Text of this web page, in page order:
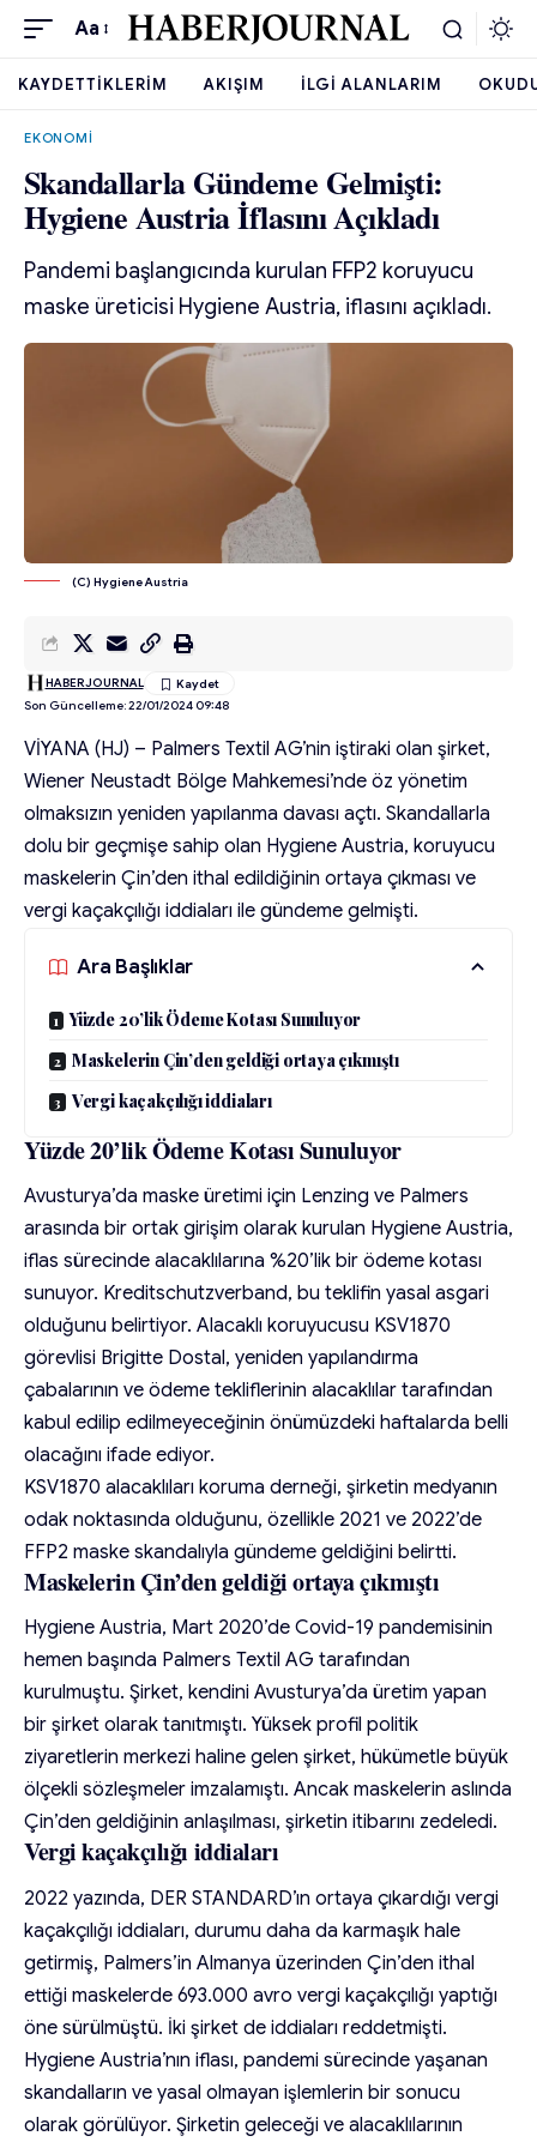
Aa
KAYDETTIKLERIM AKIŞIM İLGI ALANLARIM
EKONOMI
Skandallarla Gündeme Gelmişti:
Hygiene Austria İflasını Açıkladı
Pandemi başlangıcında kurulan FFP2 koruyucu
maske üreticisi Hygiene Austria, iflasını açıkladı.
(C) Hygiene Austria
Son Güncelleme: 22/01/2024 09:48
HABERJOURNAL
VİYANA (HJ) – Palmers Textil AG’nin iştiraki olan şirket,
Wiener Neustadt Bölge Mahkemesi’nde öz yönetim
olmaksızın yeniden yapılanma davası açtı. Skandallarla
dolu bir geçmişe sahip olan Hygiene Austria, koruyucu
maskelerin Çin’den ithal edildiğinin ortaya çıkması ve
vergi kaçakçılığı iddiaları ile gündeme gelmişti.
Ara Başlıklar
Yüzde 20’lik Ödeme Kotası Sunuluyor
Maskelerin Çin’den geldiği ortaya çıkmıştı
Vergi kaçakçılığı iddiaları
Yüzde 20’lik Ödeme Kotası Sunuluyor
Avusturya’da maske üretimi için Lenzing ve Palmers
arasında bir ortak girişim olarak kurulan Hygiene Austria,
iflas sürecinde alacaklılarına %20’lik bir ödeme kotası
sunuyor. Kreditschutzverband, bu teklifin yasal asgari
olduğunu belirtiyor. Alacaklı koruyucusu KSV1870
görevlisi Brigitte Dostal, yeniden yapılandırma
çabalarının ve ödeme tekliflerinin alacaklılar tarafından
kabul edilip edilmeyeceğinin önümüzdeki haftalarda belli
olacağını ifade ediyor.
KSV1870 alacaklıları koruma derneği, şirketin medyanın
odak noktasında olduğunu, özellikle 2021 ve 2022’de
FFP2 maske skandalıyla gündeme geldiğini belirtti.
Maskelerin Çin’den geldiği ortaya çıkmıştı
Hygiene Austria, Mart 2020’de Covid-19 pandemisinin
hemen başında Palmers Textil AG tarafından
kurulmuştu. Şirket, kendini Avusturya’da üretim yapan
bir şirket olarak tanıtmıştı. Yüksek profil politik
ziyaretlerin merkezi haline gelen şirket, hükümetle büyük
ölçekli sözleşmeler imzalamıştı. Ancak maskelerin aslında
Çin’den geldiğinin anlaşılması, şirketin itibarını zedeledi.
Vergi kaçakçılığı iddiaları
2022 yazında, DER STANDARD’ın ortaya çıkardığı vergi
kaçakçılığı iddiaları, durumu daha da karmaşık hale
getirmiş, Palmers’in Almanya üzerinden Çin’den ithal
ettiği maskelerde 693.000 avro vergi kaçakçılığı yaptığı
öne sürülmüştü. İki şirket de iddiaları reddetmişti.
Hygiene Austria’nın iflası, pandemi sürecinde yaşanan
skandalların ve yasal olmayan işlemlerin bir sonucu
olarak görülüyor. Şirketin geleceği ve alacaklılarının